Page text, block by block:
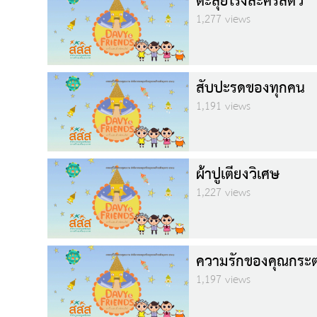
1,277 views
สับปะรดของทุกคน
1,191 views
ผ้าปูเตียงวิเศษ
1,227 views
ความรักของคุณกระ
1,197 views